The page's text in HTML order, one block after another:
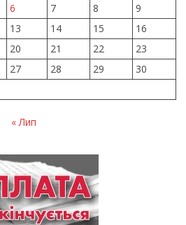
6 7 8
9
13 14 15
16
20 21 22
23
27 28 29
30
« Лип